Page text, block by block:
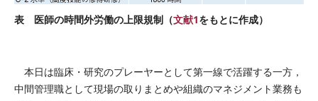
表 医師の時間外労働の上限規制（文献1をもとに作成）
本日は臨床・研究のプレーヤーとして第一線で活躍する一方，
中間管理職として現場の取りまとめや組織のマネジメント業務も